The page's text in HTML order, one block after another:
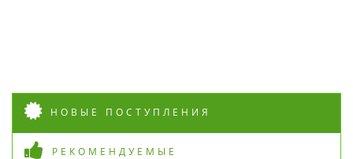
НОВЫЕ ПОСТУПЛЕНИЯ
РЕКОМЕНДУЕМЫЕ